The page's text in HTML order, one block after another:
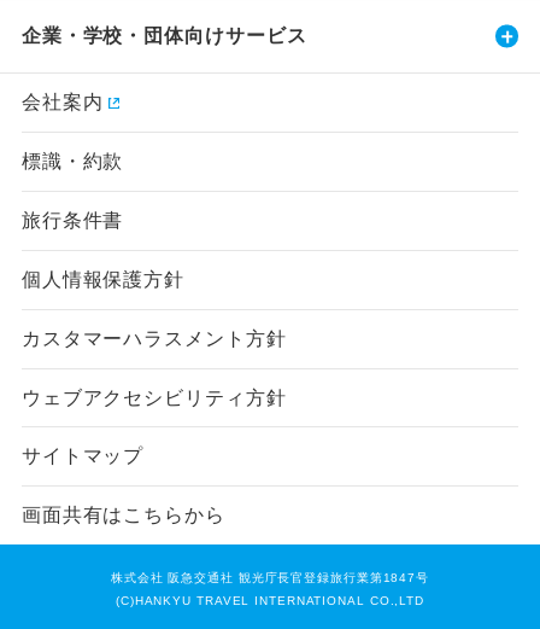
企業・学校・団体向けサービス
会社案内
標識・約款
旅行条件書
個人情報保護方針
カスタマーハラスメント方針
ウェブアクセシビリティ方針
サイトマップ
画面共有はこちらから
株式会社 阪急交通社 観光庁長官登録旅行業第1847号
(C)HANKYU TRAVEL INTERNATIONAL CO.,LTD